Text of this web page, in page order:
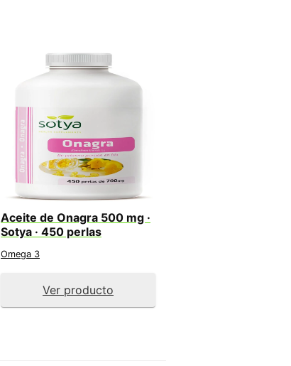
Aceite de Onagra 500 mg ·
Sotya · 450 perlas
Omega 3
Ver producto